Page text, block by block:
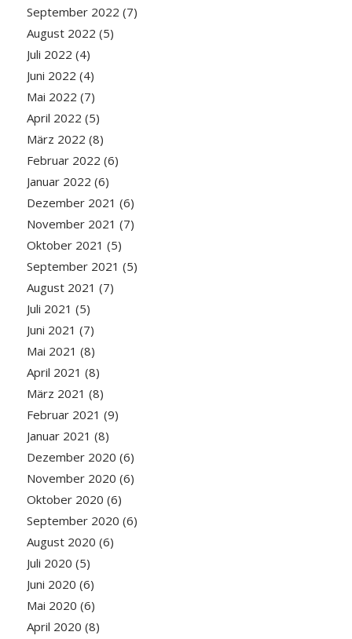
September 2022 (7)
August 2022 (5)
Juli 2022 (4)
Juni 2022 (4)
Mai 2022 (7)
April 2022 (5)
März 2022 (8)
Februar 2022 (6)
Januar 2022 (6)
Dezember 2021 (6)
November 2021 (7)
Oktober 2021 (5)
September 2021 (5)
August 2021 (7)
Juli 2021 (5)
Juni 2021 (7)
Mai 2021 (8)
April 2021 (8)
März 2021 (8)
Februar 2021 (9)
Januar 2021 (8)
Dezember 2020 (6)
November 2020 (6)
Oktober 2020 (6)
September 2020 (6)
August 2020 (6)
Juli 2020 (5)
Juni 2020 (6)
Mai 2020 (6)
April 2020 (8)